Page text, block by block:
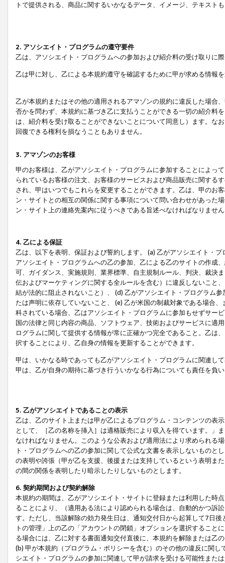
トで提供される、商品に関するいかなるデータ、イメージ、テキス
2. アソシエイト・プログラムの遵守要件
乙は、アソシエイト・プログラムへの参加および紹介料の受け取りに
乙は甲に対し、乙による本規約遵守を確認するために甲が求める情報
乙が本規約またはその他の適用されるアマゾンの規約に違反した場合
否かを問わず、本規約に基づき乙に支払うことができる一切の紹介料
は、紹介料を受け取ることができないことについて同意し）ます。な
回復できる権利を損なうこともありません。
3. アマゾンのお客様
甲のお客様は、乙がアソシエイト・プログラムに参加することによっ
られているお客様の注文、お客様のサービスおよび商品販売に関する
され、甲はいつでもこれらを変更することができます。乙は、甲のお
ン・サイトとの相互の関係に関する事項について問い合わせがあった
ン・サイト上の連絡先案内に従うべきである旨述べなければなりませ
4. 乙による保証
乙は、以下を表明、保証および誓約します。 (a) 乙がアソシエイト・
アソシエイト・プログラムへの乙の参加、乙による乙のサイトの作成
可、ガイダンス、実施規則、業界標準、自主規制ルール、判決、裁決
伝およびマーケティングに関する全ルールを含む）に違反しないこと
結が法的に阻止されないこと）、 (d) 乙がアソシエイト・プログラム
たは声明に依存していないこと、 (e) 乙が米国の制裁対象である場合
科されている場合、乙はアソシエイト・プログラムに参加もせずサー
国の法律と同じ内容の商品、ソフトウェア、技術およびサービスに適
ログラムに関して提供する情報が常に正確かつ完全であること。乙は
択することにより、乙自身の情報を更新することができます。
甲は、いかなる時であっても乙がアソシエイト・プログラムに関連し
甲は、乙が自身の期待に基づき行ういかなる行為についても責任を負
5. 乙がアソシエイトであることの表示
乙は、乙のサイト上または甲が乙によるプログラム・コンテンツの表
として、［乙の名称を挿入］は適格販売により収入を得ています。」
なければなりません。このような公表および適用法により求められる
ト・プログラムへの乙の参加に関して公式な文書を表示しないもの
の表明や誇張（甲が乙を支援、後援または支持しているという表明ま
の間の関係を表明したり暗示したりしないものとします。
6. 契約期間および契約解除
本規約の期間は、乙がアソシエイト・サイトに登録または利用した時
ることにより、（適用ある法により認められる場合は、自動的かつ訴
す。ただし、当該解除の効力発生日は、通知交付日から起算して7日
トの管理」上の乙の「アカウントの閉鎖」オプションを選択するこ
る場合には、乙に対する書面通知交付直後に、本規約を解除または乙
(b) 甲が本規約（プログラム・ポリシーを含む）のその他の違反に関
シエイト・プログラムの参加に関連して甲が請求を受ける可能性また